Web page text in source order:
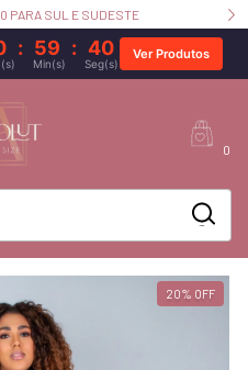
PARA SUL E SUDESTE
: 59 : 39
Min(s) Seg(s)
Ver Produtos
0
20% OFF